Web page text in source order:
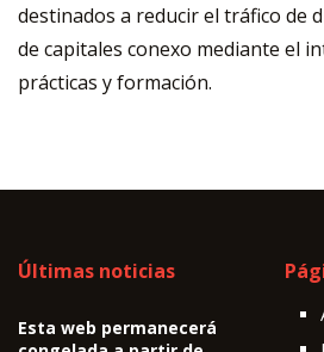
destinados a reducir el tráfico de
de capitales conexo mediante el
prácticas y formación.
Últimas noticias
Esta web permanecerá